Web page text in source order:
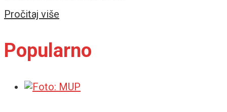
Pročitaj više
Popularno